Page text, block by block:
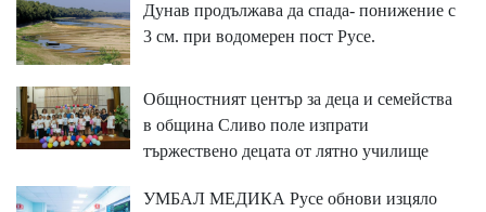
Дунав продължава да спада- понижение с
3 см. при водомерен пост Русе.
Общностният център за деца и семейства
в община Сливо поле изпрати
тържествено децата от лятно училище
УМБАЛ МЕДИКА Русе обнови изцяло